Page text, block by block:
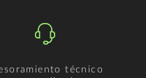
técnico